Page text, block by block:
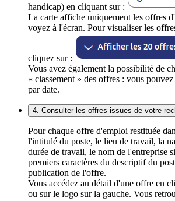
handicap) en cliquant sur :
La carte affiche uniquement les offres
voyez à l'écran. Pour visualiser les
cliquez sur :
Vous avez également la possibilité de
« classement » des offres : vous
par date.
4. Consulter les offres issues de votre
Pour chaque offre d'emploi restituée
l'intitulé du poste, le lieu de travail, la
durée de travail, le nom de l'entreprise
premiers caractères du descriptif du
publication de l'offre.
Vous accédez au détail d'une offre en
ou sur le logo sur la gauche. Vous